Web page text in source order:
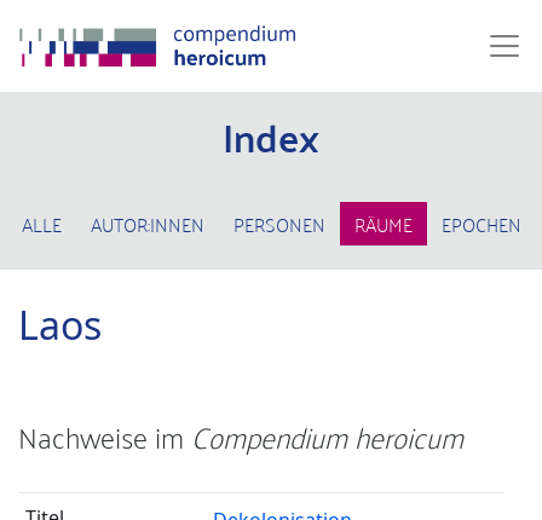
Index
ALLE AUTOR:INNEN PERSONEN RÄUME EPOCHEN
Laos
Nachweise im Compendium heroicum